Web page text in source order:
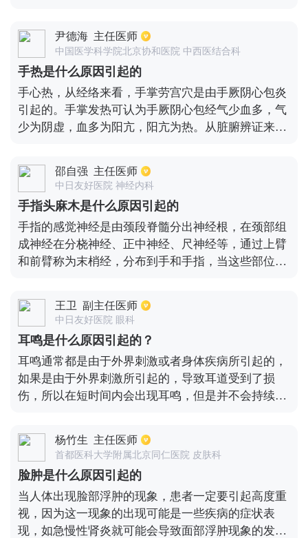
因，包括病毒、细菌、衣原体、支原体、军团菌、真
菌等，其中细菌占成人病原体的80%左右。肺炎风险
与其分类相关，临床以解剖部位、病因、患病场所进
行分类，利于医生准确用药。
尹德海 主任医师
中国医学科学院北京协和医院 中西医结合科
手热是什么原因引起的
手心热，从经络来看，手掌劳宫穴是由手厥阴心包炎
引起的。手掌发热可认为手厥阴心包经气少血多，气
少为阴虚，血多为阳亢，阳亢为热。从脏腑辨证来
弱，手脚不温。如果脾胃内伤，中气不足，由于阴火
上冲，这就是杨琪丰富的地方，成为阴火充盈的地
方，手脚发热的症状就是由疾病引起的热损元气的疾
病也与中焦湿热熏蒸、脾气虚弱气滞等因素有关
邵自强 主任医师
中日友好医院 神经内科
手指头麻木是什么原因引起的
手指的感觉神经是由颈段脊髓分出神经根，在颈部组
成神经在分桡神经、正中神经、尺神经等，通过上臂
和前臂称为末梢经，分布到手和手指，当这些部位的
会出现手指麻木。手指末梢神经由于中毒、感染、维
生素b缺乏、手指供血障碍等原因引起炎症反应，可
导致手指麻痛，双手的大多数手指都是从相同的原因
中恢复过来的，口服和注射维生素b1针灸等治疗可促
使恢复。尺神经损害，前臂和上臂的尺神经受外伤压
迫或患肿瘤时可引起同侧的小指和无名指麻痛及部分
手指活动障碍。
王卫 副主任医师
中日友好医院 眼科
耳鸣是什么原因引起的？
耳鸣通常都是由于外界刺激或者身体疾病所引起的，
如果是由于外界刺激所引起的，导致耳道受到了损
伤，所以在短时间内会出现耳鸣，但是并不会持续太
起的，最常见的有外耳耵聍、中耳炎、耳硬化、听神
经瘤、咽鼓管发生病变等。
杨竹生 主任医师
首都医科大学附属北京同仁医院 皮肤科
脸肿是什么原因引起的
当人体出现脸部浮肿的现象，患者一定要引起高度重
视，因为这一现象的出现可能是一些疾病的症状表
现，如急慢性肾炎就可能会导致面部浮肿现象的发